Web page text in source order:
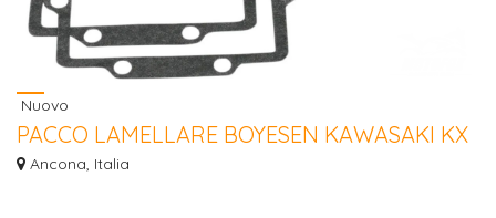
Nuovo
PACCO LAMELLARE BOYESEN KAWASAKI KX
500 87 / 04
Ancona, Italia